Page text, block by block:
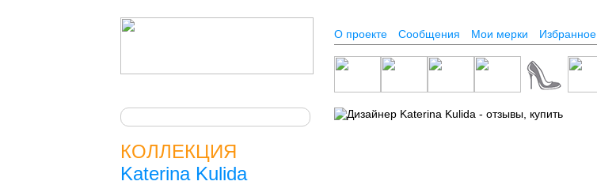
О проекте Сообщения Мои мерки Избранное
КОЛЛЕКЦИЯ
Katerina Kulida